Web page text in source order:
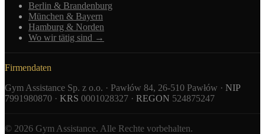
Berlin & Brandenburg
München & Bayern
Hamburg & Norden
Wo wir tätig sind →
Firmendaten
Gym Assistance Sp. z o.o. · Pawłów 84, 26-510 Pawłów · NIP
7991980870 · KRS 0001028327 · REGON 524875247
© 2026 Gym Assistance. Alle Rechte vorbehalten.